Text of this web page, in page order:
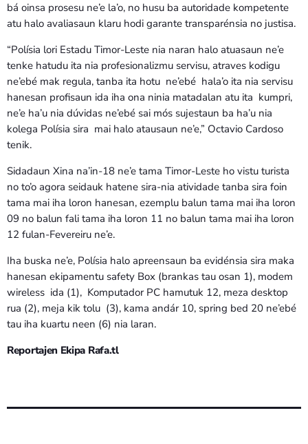
bá oinsa prosesu ne’e la’o, no husu ba autoridade kompetente
atu halo avaliasaun klaru hodi garante transparénsia no justisa.
“Polísia lori Estadu Timor-Leste nia naran halo atuasaun ne’e
tenke hatudu ita nia profesionalizmu servisu, atraves kodigu
ne’ebé mak regula, tanba ita hotu ne’ebé hala’o ita nia servisu
hanesan profisaun ida iha ona ninia matadalan atu ita kumpri,
ne’e ha’u nia dúvidas ne’ebé sai mós sujestaun ba ha’u nia
kolega Polísia sira mai halo atausaun ne’e,” Octavio Cardoso
tenik.
Sidadaun Xina na’in-18 ne’e tama Timor-Leste ho vistu turista
no to’o agora seidauk hatene sira-nia atividade tanba sira foin
tama mai iha loron hanesan, ezemplu balun tama mai iha loron
09 no balun fali tama iha loron 11 no balun tama mai iha loron
12 fulan-Fevereiru ne’e.
Iha buska ne’e, Polísia halo apreensaun ba evidénsia sira maka
hanesan ekipamentu safety Box (brankas tau osan 1), modem
wireless ida (1), Komputador PC hamutuk 12, meza desktop
rua (2), meja kik tolu (3), kama andár 10, spring bed 20 ne’ebé
tau iha kuartu neen (6) nia laran.
Reportajen Ekipa Rafa.tl